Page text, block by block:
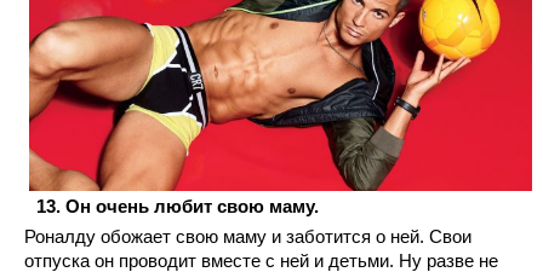
Он очень любит свою маму.
Роналду обожает свою маму и заботится о ней. Свои
отпуска он проводит вместе с ней и детьми. Ну разве не